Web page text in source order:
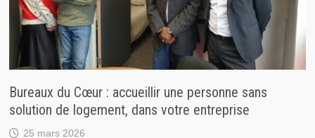
Bureaux du Cœur : accueillir une personne sans
solution de logement, dans votre entreprise
25 mars 2026